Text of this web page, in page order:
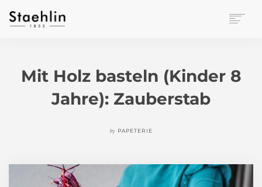
BÜROWELT
Mit Holz basteln (Kinder 8
Jahre): Zauberstab
by PAPETERIE